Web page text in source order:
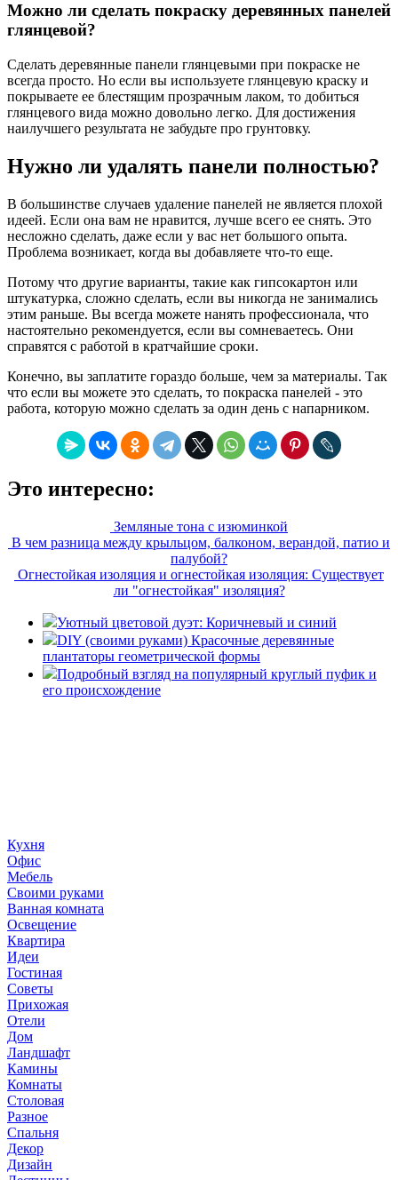
Можно ли сделать покраску деревянных панелей
глянцевой?
Сделать деревянные панели глянцевыми при покраске не
всегда просто. Но если вы используете глянцевую краску и
покрываете ее блестящим прозрачным лаком, то добиться
глянцевого вида можно довольно легко. Для достижения
наилучшего результата не забудьте про грунтовку.
Нужно ли удалять панели полностью?
В большинстве случаев удаление панелей не является плохой
идеей. Если она вам не нравится, лучше всего ее снять. Это
несложно сделать, даже если у вас нет большого опыта.
Проблема возникает, когда вы добавляете что-то еще.
Потому что другие варианты, такие как гипсокартон или
штукатурка, сложно сделать, если вы никогда не занимались
этим раньше. Вы всегда можете нанять профессионала, что
настоятельно рекомендуется, если вы сомневаетесь. Они
справятся с работой в кратчайшие сроки.
Конечно, вы заплатите гораздо больше, чем за материалы. Так
что если вы можете это сделать, то покраска панелей - это
работа, которую можно сделать за один день с напарником.
Это интересно:
Земляные тона с изюминкой
В чем разница между крыльцом, балконом, верандой, патио и
палубой?
Огнестойкая изоляция и огнестойкая изоляция: Существует
ли "огнестойкая" изоляция?
Уютный цветовой дуэт: Коричневый и синий
DIY (своими руками) Красочные деревянные
плантаторы геометрической формы
Подробный взгляд на популярный круглый пуфик и
его происхождение
Кухня
Офис
Мебель
Своими руками
Ванная комната
Освещение
Квартира
Идеи
Гостиная
Советы
Прихожая
Отели
Дом
Ландшафт
Камины
Комнаты
Столовая
Разное
Спальня
Декор
Дизайн